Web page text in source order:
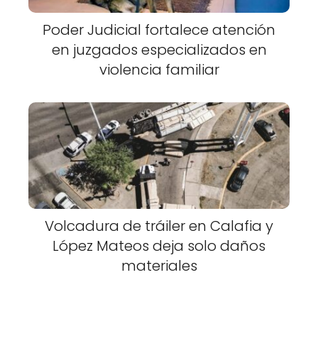
Poder Judicial fortalece atención
en juzgados especializados en
violencia familiar
Volcadura de tráiler en Calafia y
López Mateos deja solo daños
materiales